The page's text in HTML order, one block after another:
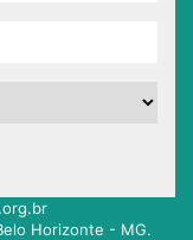
Horizonte - MG.